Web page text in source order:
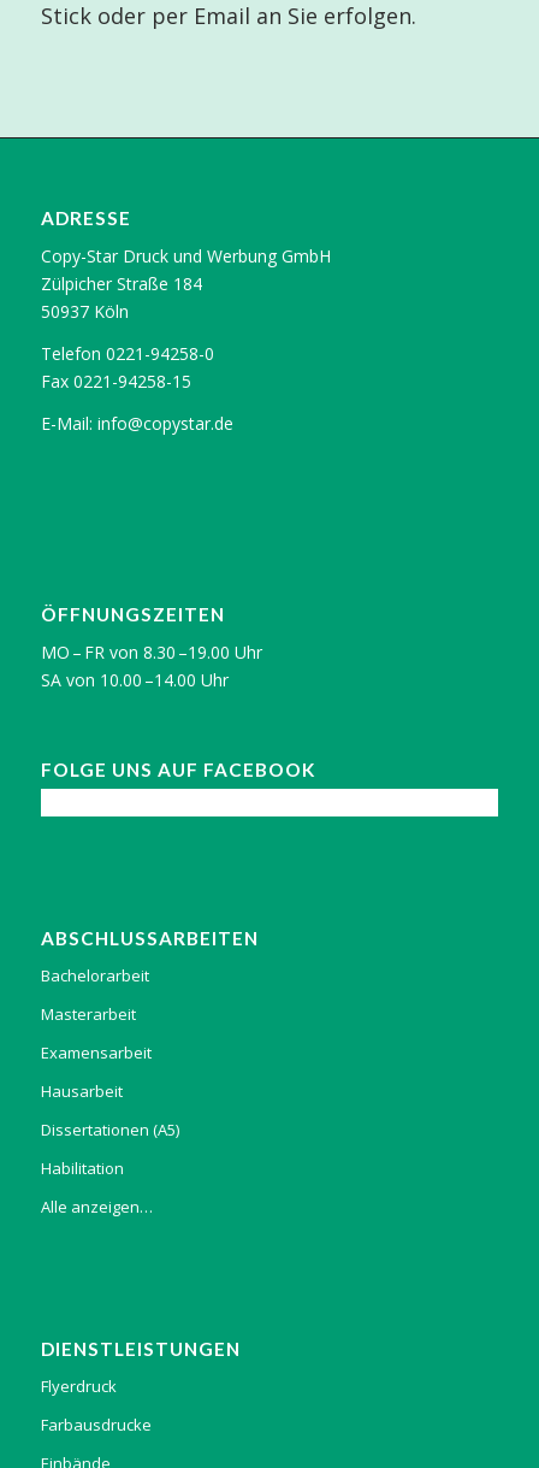
Stick oder per Email an Sie erfolgen.
ADRESSE
Copy-Star Druck und Werbung GmbH
Zülpicher Straße 184
50937 Köln
Telefon 0221-94258-0
Fax 0221-94258-15
E-Mail: info@copystar.de
ÖFFNUNGSZEITEN
MO – FR von 8.30 –19.00 Uhr
SA von 10.00 –14.00 Uhr
FOLGE UNS AUF FACEBOOK
ABSCHLUSSARBEITEN
Bachelorarbeit
Masterarbeit
Examensarbeit
Hausarbeit
Dissertationen (A5)
Habilitation
Alle anzeigen…
DIENSTLEISTUNGEN
Flyerdruck
Farbausdrucke
Einbände